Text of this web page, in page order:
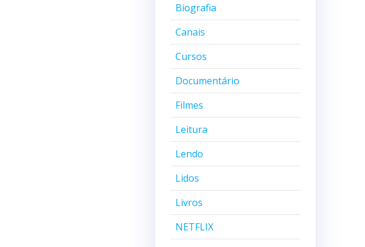
Biografia
Canais
Cursos
Documentário
Filmes
Leitura
Lendo
Lidos
Livros
NETFLIX